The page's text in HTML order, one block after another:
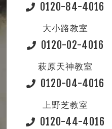
0120-84-4016
大小路教室
0120-02-4016
萩原天神教室
0120-04-4016
上野芝教室
0120-44-4016